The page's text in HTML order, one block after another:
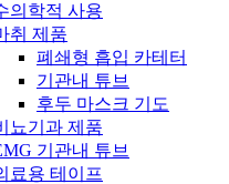
의학적 사용
취 제품
폐쇄형 흡입 카테터
기관내 튜브
후두 마스크 기도
뇨기과 제품
기관내 튜브
료용 테이프